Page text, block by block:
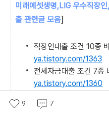
미래에셋생명,LIG 우수직장
출 관련글 모음]
직장인대출 조건 10종
ya.tistory.com/1363
전세자금대출 조건 7종
ya.tistory.com/1360
p://
9 7